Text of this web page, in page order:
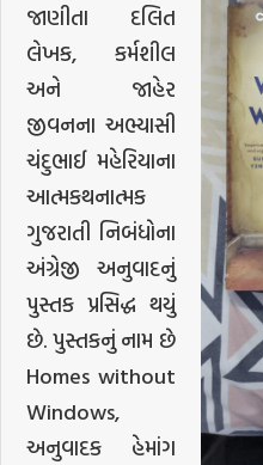
જાણીતા દલિત
લેખક, કર્મશીલ
અને જાહેર
જીવનના અભ્યાસી
ચંદુભાઈ મહેરિયાના
આત્મકથનાત્મક
ગુજરાતી નિબંધોના
અંગ્રેજી અનુવાદનું
પુસ્તક પ્રસિદ્ધ થયું
છે. પુસ્તકનું નામ છે
Homes without
Windows,
અનુવાદક હેમાંગ